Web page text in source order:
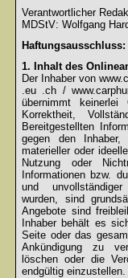
Verantwortlicher
MDStV: Wolfgang
Haftungsausschluss:
1. Inhalt des
Der Inhaber von
.eu .ch /
übernimmt
Korrektheit,
Bereitgestellten
gegen den
materieller oder
Nutzung oder
Informationen bzw.
und
wurden, sind
Angebote sind
Inhaber behält es
Seite oder das
Ankündigung zu
löschen oder die
endgültig einzustellen.